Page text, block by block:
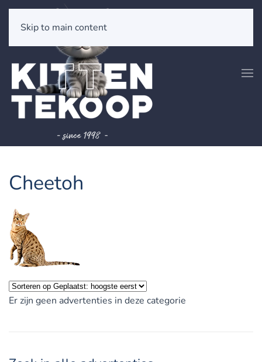
Skip to main content
Cheetoh
Er zijn geen advertenties in deze categorie